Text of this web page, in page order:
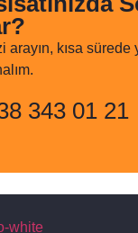
arayın, kısa sürede
343 01 21